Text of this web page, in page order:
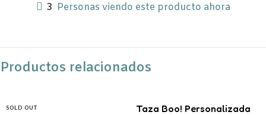
3 Personas viendo este producto ahora
Productos relacionados
SOLD OUT Taza Boo! Personalizada